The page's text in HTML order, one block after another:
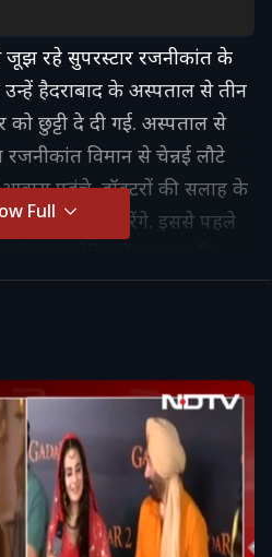
जूझ रहे सुपरस्टार रजनीकांत के
उन्हें हैदराबाद के अस्पताल से तीन
को छुट्टी दे दी गई. अस्पताल से
रजनीकांत विमान से चेन्नई लौटे
पहुंचे. डॉक्टरों की सलाह के
आराम करेंगे. इससे पहले
वह कहीं बेहतर महसूस कर रहे
Full